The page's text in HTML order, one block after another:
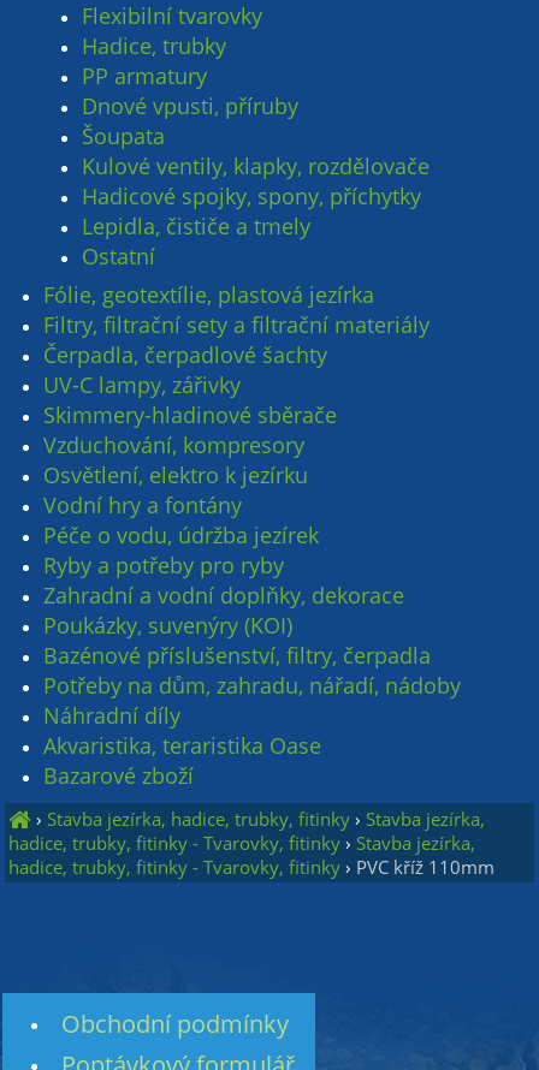
Flexibilní tvarovky
Hadice, trubky
PP armatury
Dnové vpusti, příruby
Šoupata
Kulové ventily, klapky, rozdělovače
Hadicové spojky, spony, příchytky
Lepidla, čističe a tmely
Ostatní
Fólie, geotextílie, plastová jezírka
Filtry, filtrační sety a filtrační materiály
Čerpadla, čerpadlové šachty
UV-C lampy, zářivky
Skimmery-hladinové sběrače
Vzduchování, kompresory
Osvětlení, elektro k jezírku
Vodní hry a fontány
Péče o vodu, údržba jezírek
Ryby a potřeby pro ryby
Zahradní a vodní doplňky, dekorace
Poukázky, suvenýry (KOI)
Bazénové příslušenství, filtry, čerpadla
Potřeby na dům, zahradu, nářadí, nádoby
Náhradní díly
Akvaristika, teraristika Oase
Bazarové zboží
› Stavba jezírka, hadice, trubky, fitinky › Stavba jezírka,
hadice, trubky, fitinky - Tvarovky, fitinky › Stavba jezírka,
hadice, trubky, fitinky - Tvarovky, fitinky › PVC kříž 110mm
Obchodní podmínky